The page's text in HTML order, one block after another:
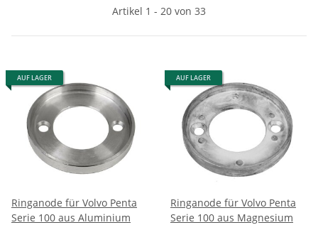
Artikel 1 - 20 von 33
AUF LAGER
Ringanode für Volvo Penta
Serie 100 aus Aluminium
AUF LAGER
Ringanode für Volvo Penta
Serie 100 aus Magnesium